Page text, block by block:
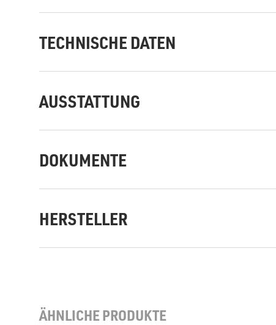
TECHNISCHE DATEN
AUSSTATTUNG
DOKUMENTE
HERSTELLER
ÄHNLICHE PRODUKTE